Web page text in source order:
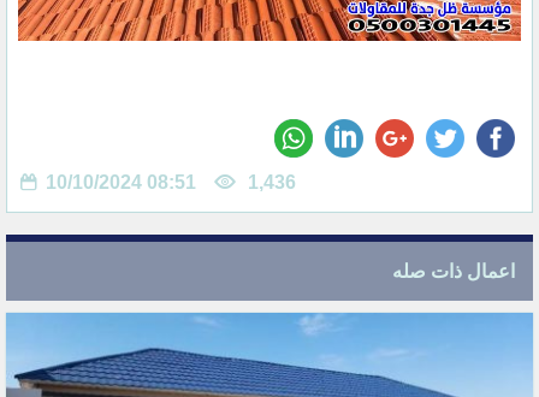
10/10/2024 08:51 1,436
اعمال ذات صله